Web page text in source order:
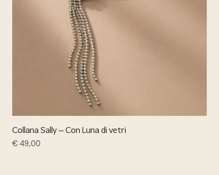
Collana Sally – Con Luna di vetri
€49,00